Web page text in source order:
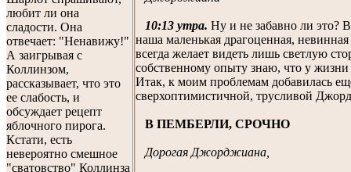
любит ли она
сладости. Она
отвечает: "Ненавижу!"
А заигрывая с
Коллинзом,
рассказывает, что это
ее слабость, и
обсуждает рецепт
яблочного пирога.
Кстати, есть
невероятно смешное
"сватовство" Коллинза
10:13 утра. Ну и не забавно ли это?
наша маленькая драгоценная,
всегда желает видеть лишь светлую
собственному опыту знаю, что у
Итак, к моим проблемам добавилась
сверхоптимистичной, трусливой
В ПЕМБЕРЛИ, СРОЧНО
Дорогая Джорджиана,